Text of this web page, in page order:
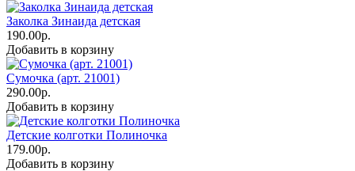
Заколка Зинаида детская
190.00р.
Добавить в корзину
Сумочка (арт. 21001)
290.00р.
Добавить в корзину
Детские колготки Полиночка
179.00р.
Добавить в корзину